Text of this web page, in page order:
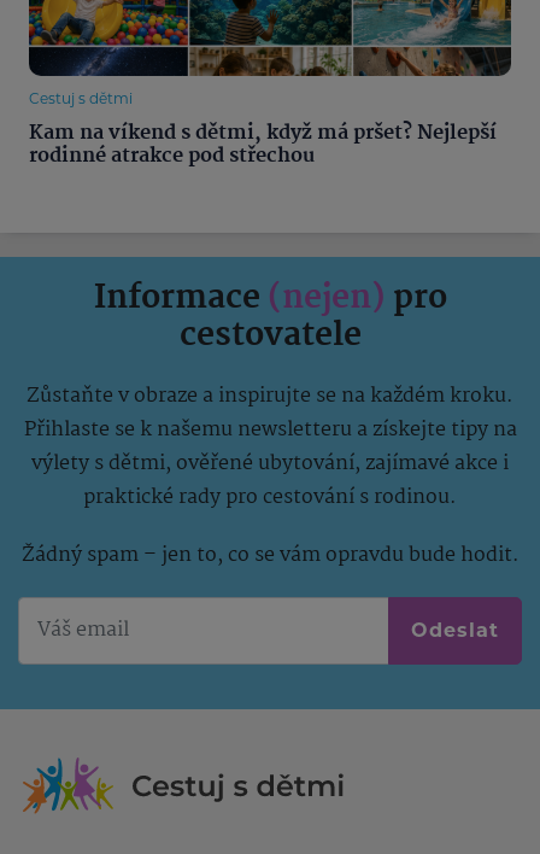
Cestuj s dětmi
Kam na víkend s dětmi, když má pršet? Nejlepší
rodinné atrakce pod střechou
Informace (nejen) pro
cestovatele
Zůstaňte v obraze a inspirujte se na každém kroku.
Přihlaste se k našemu newsletteru a získejte tipy na
výlety s dětmi, ověřené ubytování, zajímavé akce i
praktické rady pro cestování s rodinou.
Žádný spam – jen to, co se vám opravdu bude hodit.
Odeslat